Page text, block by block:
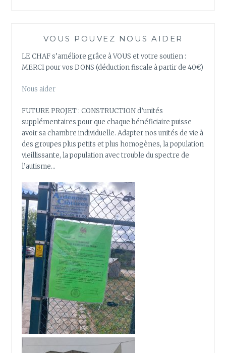
VOUS POUVEZ NOUS AIDER
LE CHAF s’améliore grâce à VOUS et votre soutien :
MERCI pour vos DONS (déduction fiscale à partir de 40€)
Nous aider
FUTURE PROJET : CONSTRUCTION d’unités
supplémentaires pour que chaque bénéficiaire puisse
avoir sa chambre individuelle. Adapter nos unités de vie à
des groupes plus petits et plus homogènes, la population
vieillissante, la population avec trouble du spectre de
l’autisme…